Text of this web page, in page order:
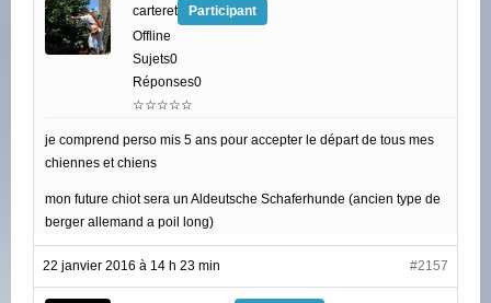
carteret
Participant
Offline
Sujets0
Réponses0
☆☆☆☆☆
je comprend perso mis 5 ans pour accepter le départ de tous mes
chiennes et chiens
mon future chiot sera un Aldeutsche Schaferhunde (ancien type de
berger allemand a poil long)
22 janvier 2016 à 14 h 23 min #2157